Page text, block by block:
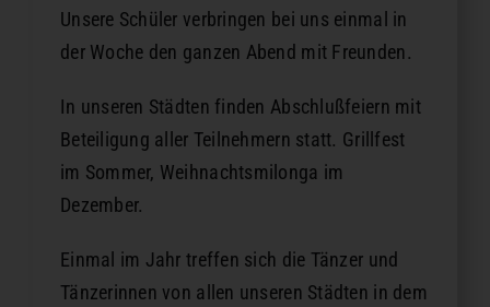
Unsere Schüler verbringen bei uns einmal in
der Woche den ganzen Abend mit Freunden.
In unseren Städten finden Abschlußfeiern mit
Beteiligung aller Teilnehmern statt. Grillfest
im Sommer, Weihnachtsmilonga im
Dezember.
Einmal im Jahr treffen sich die Tänzer und
Tänzerinnen von allen unseren Städten in dem